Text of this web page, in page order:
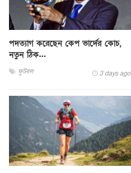
পদত্যাগ করেছেন কেপ ভার্দের কোচ,
নতুন ঠিক...
ফুটবল 3 days ago